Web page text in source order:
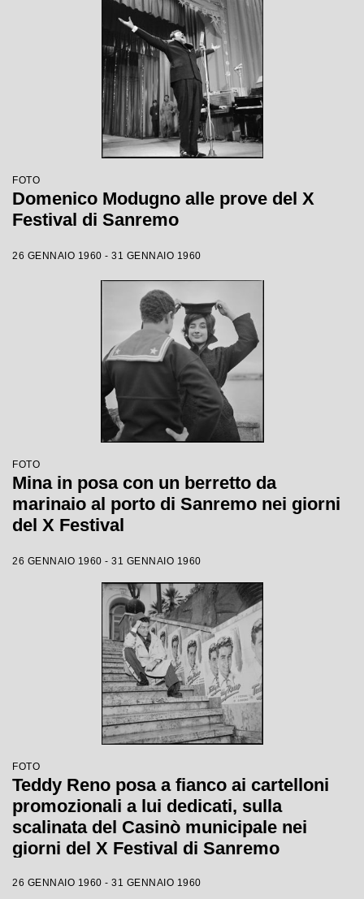
FOTO
Domenico Modugno alle prove del X
Festival di Sanremo
26 GENNAIO 1960 - 31 GENNAIO 1960
FOTO
Mina in posa con un berretto da
marinaio al porto di Sanremo nei giorni
del X Festival
26 GENNAIO 1960 - 31 GENNAIO 1960
FOTO
Teddy Reno posa a fianco ai cartelloni
promozionali a lui dedicati, sulla
scalinata del Casinò municipale nei
giorni del X Festival di Sanremo
26 GENNAIO 1960 - 31 GENNAIO 1960